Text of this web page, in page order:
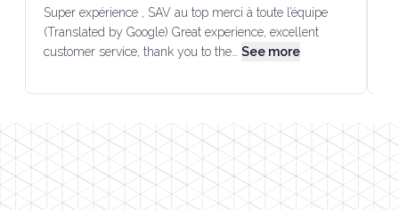
Super expérience , SAV au top merci à toute l’équipe
(Translated by Google) Great experience, excellent
customer service, thank you to the…
See more
Footer